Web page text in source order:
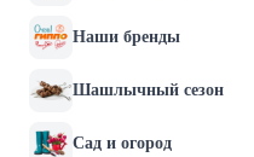
Наши бренды
Шашлычный сезон
Сад и огород